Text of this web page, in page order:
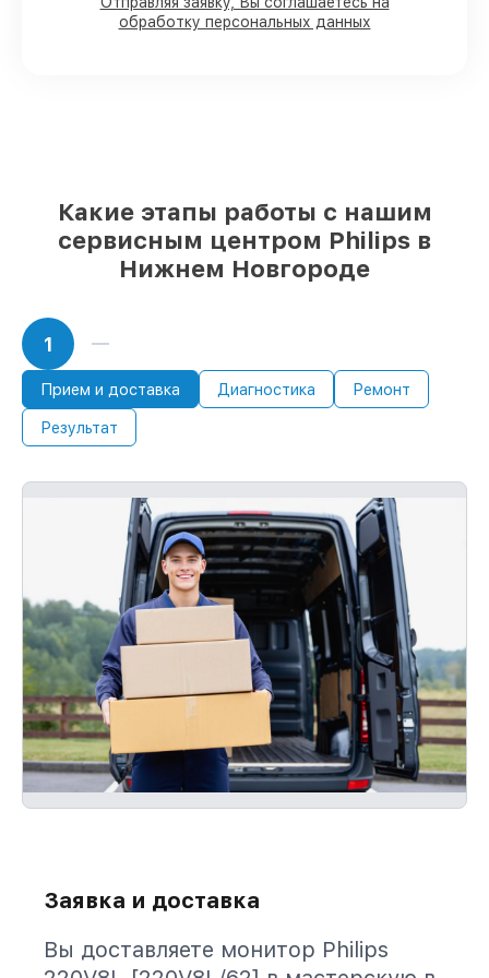
85%работ за 1–2 часа, если мастер
приступает к обслуживанию сразу
обработку персональных данных
Какие этапы работы с нашим
сервисным центром Philips в
Нижнем Новгороде
1
Прием и доставка Диагностика Ремонт
Результат
Заявка и доставка
Вы доставляете монитор Philips